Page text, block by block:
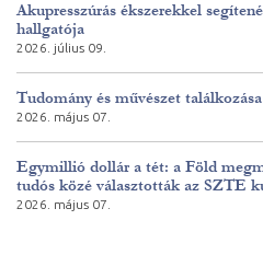
Akupresszúrás ékszerekkel
hallgatója
2026. július 09.
Tudomány és művészet
2026. május 07.
Egymillió dollár a tét: a Föld
tudós közé választották az SZTE
2026. május 07.